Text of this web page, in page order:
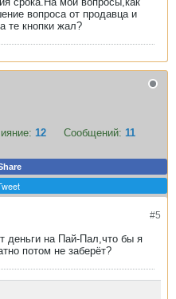
вопроса от продавца и
те кнопки жал?
12 Сообщений: 11
#5
деньги на Пай-Пал,что бы я
потом не заберёт?